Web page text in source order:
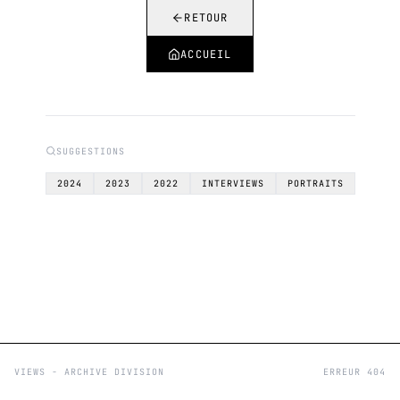
RETOUR
ACCUEIL
SUGGESTIONS
2024 2023 2022 INTERVIEWS PORTRAITS
VIEWS - ARCHIVE DIVISION ERREUR 404